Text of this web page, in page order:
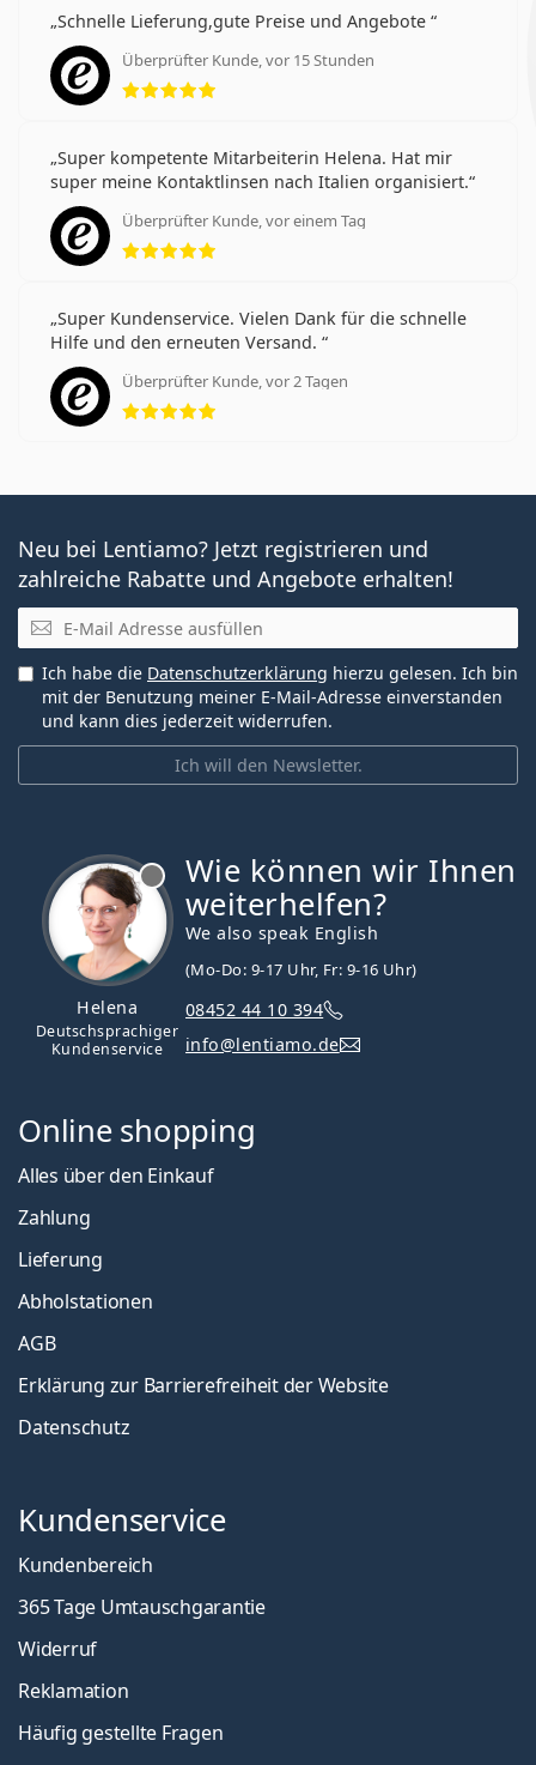
Schnelle Lieferung,gute Preise und Angebote
Überprüfter Kunde, vor 15 Stunden
Bewertung 5 aus 5
Super kompetente Mitarbeiterin Helena. Hat mir
super meine Kontaktlinsen nach Italien organisiert.
Überprüfter Kunde, vor einem Tag
Bewertung 5 aus 5
Super Kundenservice. Vielen Dank für die schnelle
Hilfe und den erneuten Versand.
Überprüfter Kunde, vor 2 Tagen
Bewertung 5 aus 5
Neu bei Lentiamo? Jetzt registrieren und
zahlreiche Rabatte und Angebote erhalten!
E-Mail
Ich will den Newsletter.
Ich habe die Datenschutzerklärung hierzu gelesen. Ich bin
mit der Benutzung meiner E-Mail-Adresse einverstanden
und kann dies jederzeit widerrufen.
Helena
Deutschsprachiger
Kundenservice
Wie können wir Ihnen
weiterhelfen?
We also speak English
(Mo-Do: 9-17 Uhr, Fr: 9-16 Uhr)
08452 44 10 394
info@lentiamo.de
Online shopping
Alles über den Einkauf
Zahlung
Lieferung
Abholstationen
AGB
Erklärung zur Barrierefreiheit der Website
Datenschutz
Kundenservice
Kundenbereich
365 Tage Umtauschgarantie
Widerruf
Reklamation
Häufig gestellte Fragen